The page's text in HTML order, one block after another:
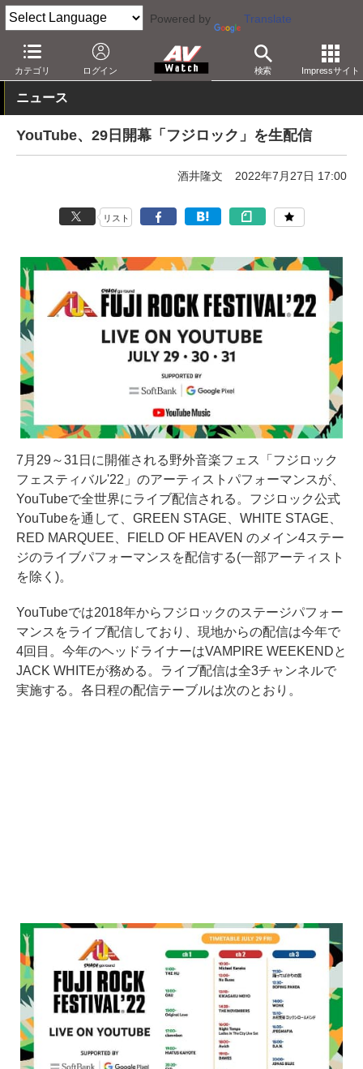
Powered by Translate
カテゴリ ログイン 検索 Impressサイト
AV Watch コンテンツ・サービス 映像配信 YouTube
ニュース
YouTube、29日開幕「フジロック」を生配信
酒井隆文 2022年7月27日 17:00
リスト
7月29～31日に開催される野外音楽フェス「フジロック
フェスティバル'22」のアーティストパフォーマンスが、
YouTubeで全世界にライブ配信される。フジロック公式
YouTubeを通して、GREEN STAGE、WHITE STAGE、
RED MARQUEE、FIELD OF HEAVEN のメイン4ステー
ジのライブパフォーマンスを配信する(一部アーティスト
を除く)。
YouTubeでは2018年からフジロックのステージパフォー
マンスをライブ配信しており、現地からの配信は今年で
4回目。今年のヘッドライナーはVAMPIRE WEEKENDと
JACK WHITEが務める。ライブ配信は全3チャンネルで
実施する。各日程の配信テーブルは次のとおり。